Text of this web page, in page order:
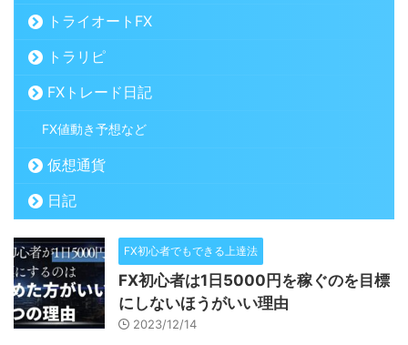
トライオートFX
トラリピ
FXトレード日記
FX値動き予想など
仮想通貨
日記
FX初心者でもできる上達法
FX初心者は1日5000円を稼ぐのを目標
にしないほうがいい理由
2023/12/14